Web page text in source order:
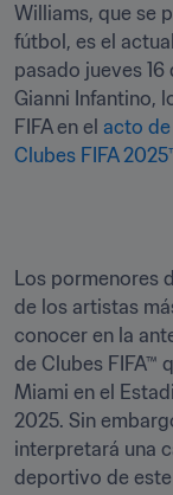
Williams, que se
fútbol, es el
pasado jueves
Gianni Infantino,
FIFA en el acto
Clubes FIFA
Los pormenores
de los artistas
conocer en la
de Clubes FIFA™
Miami en el
2025. Sin
interpretará una
deportivo de